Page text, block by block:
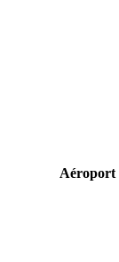
Aéroport